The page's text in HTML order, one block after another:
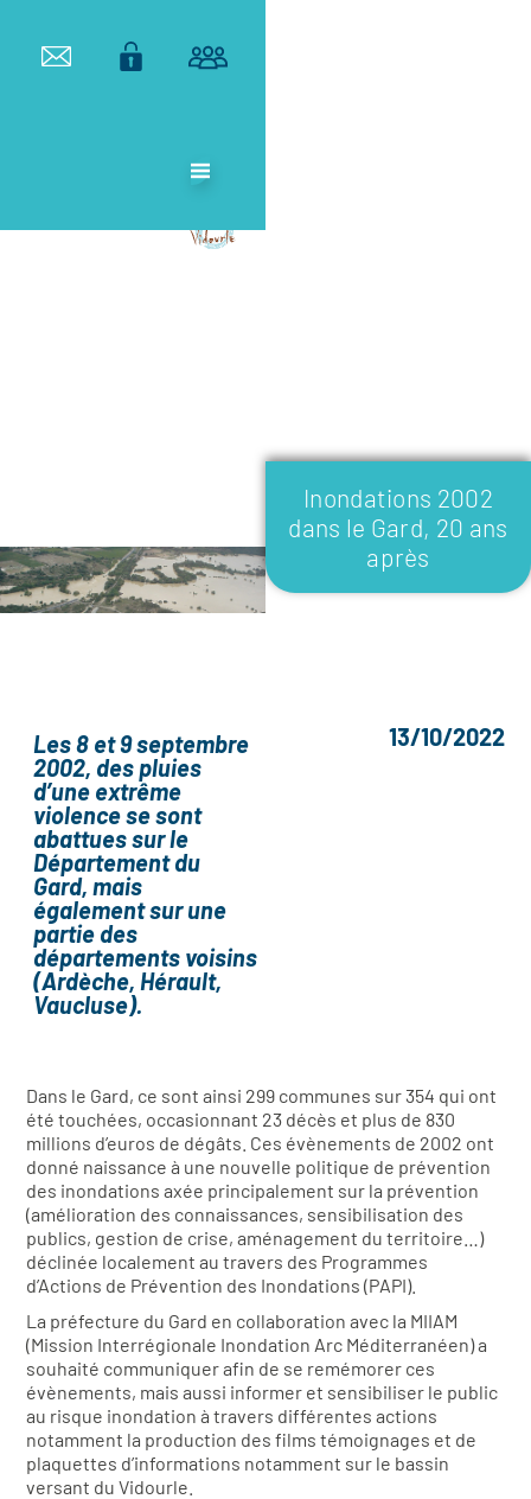
PUBLIC
TERRITORIAL
Inondations 2002
dans le Gard, 20 ans
après
Les 8 et 9 septembre
2002, des pluies
d’une extrême
violence se sont
abattues sur le
Département du
Gard, mais
également sur une
partie des
départements voisins
(Ardèche, Hérault,
Vaucluse).
13/10/2022
Dans le Gard, ce sont ainsi 299 communes sur 354 qui ont
été touchées, occasionnant 23 décès et plus de 830
millions d’euros de dégâts. Ces évènements de 2002 ont
donné naissance à une nouvelle politique de prévention
des inondations axée principalement sur la prévention
(amélioration des connaissances, sensibilisation des
publics, gestion de crise, aménagement du territoire…)
déclinée localement au travers des Programmes
d’Actions de Prévention des Inondations (PAPI).
La préfecture du Gard en collaboration avec la MIIAM
(Mission Interrégionale Inondation Arc Méditerranéen) a
souhaité communiquer afin de se remémorer ces
évènements, mais aussi informer et sensibiliser le public
au risque inondation à travers différentes actions
notamment la production des films témoignages et de
plaquettes d’informations notamment sur le bassin
versant du Vidourle.